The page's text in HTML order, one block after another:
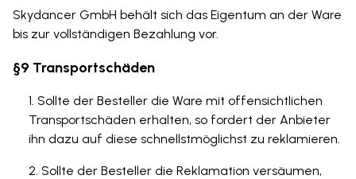
Skydancer GmbH behält sich das Eigentum an der Ware
bis zur vollständigen Bezahlung vor.
§9 Transportschäden
Sollte der Besteller die Ware mit offensichtlichen
Transportschäden erhalten, so fordert der Anbieter
ihn dazu auf diese schnellstmöglichst zu reklamieren.
Sollte der Besteller die Reklamation versäumen,